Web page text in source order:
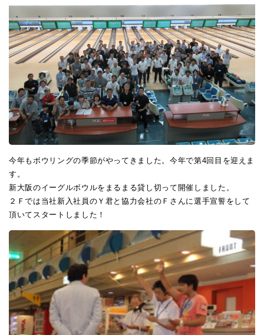
今年もボウリングの季節がやってきました。今年で第4回目を迎えま
す。
新大阪のイーグルボウルをまるまる貸し切って開催しました。
２Ｆでは当社新入社員のＹ君と協力会社のＦさんに選手宣誓をして
頂いてスタートしました！